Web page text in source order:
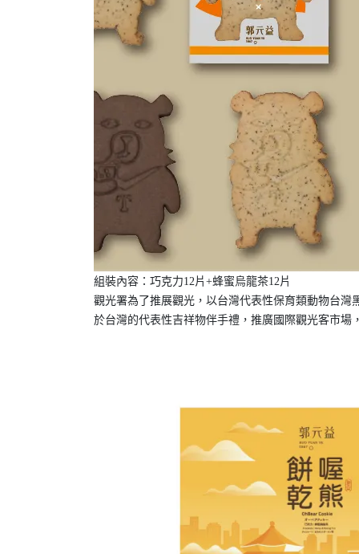
組裝內容：巧克力12片+蜂蜜烏龍茶12片
觀光署為了推展觀光，以台灣代表性保育類動物台
於台灣的代表性吉祥物伴手禮，推廣國際觀光客市